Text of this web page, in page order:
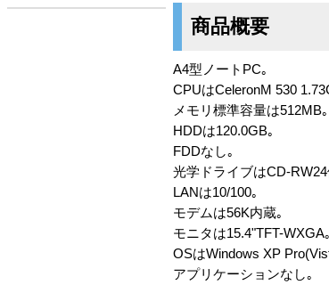
商品概要
A4型ノートPC｡
CPUはCeleronM 530
メモリ標準容量は512MB｡
HDDは120.0GB｡
FDDなし｡
光学ドライブはCD-
LANは10/100｡
モデムは56K内蔵｡
モニタは15.4"TFT-WXGA｡
OSはWindows XP
アプリケーションなし｡